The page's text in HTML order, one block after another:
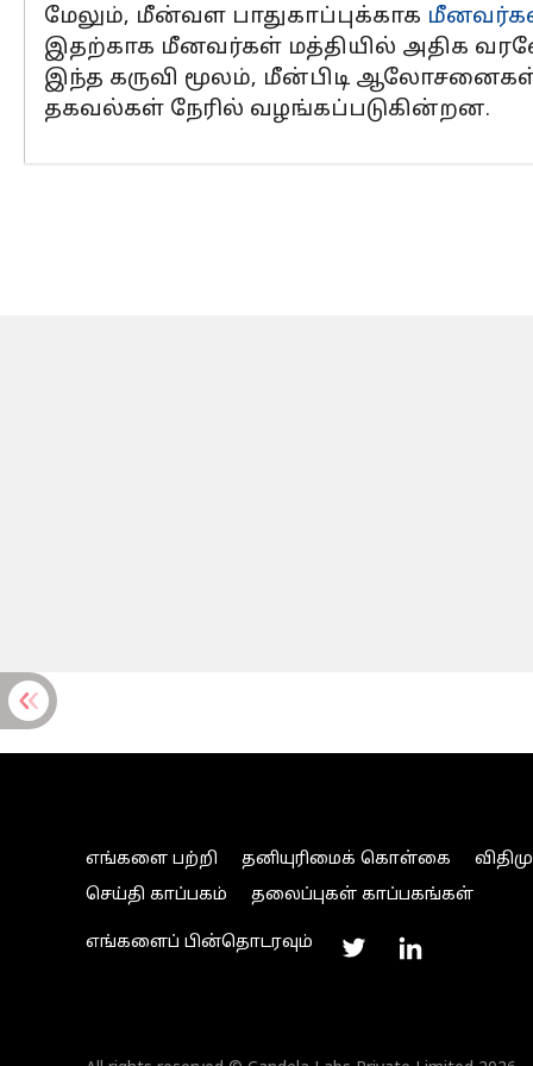
மேலும், மீன்வள பாதுகாப்புக்காக
இதற்காக மீனவர்கள் மத்தியில் அதிக
இந்த கருவி மூலம், மீன்பிடி
தகவல்கள் நேரில் வழங்கப்படுகின்றன.
எங்களை பற்றி தனியுரிமைக் கொள்கை
செய்தி காப்பகம்
தலைப்புகள் காப்பகங்கள்
எங்களைப் பின்தொடரவும்